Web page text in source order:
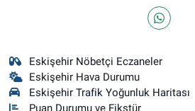
Eskişehir Nöbetçi Eczaneler
Eskişehir Hava Durumu
Eskişehir Trafik Yoğunluk Haritası
Puan Durumu ve Fikstür